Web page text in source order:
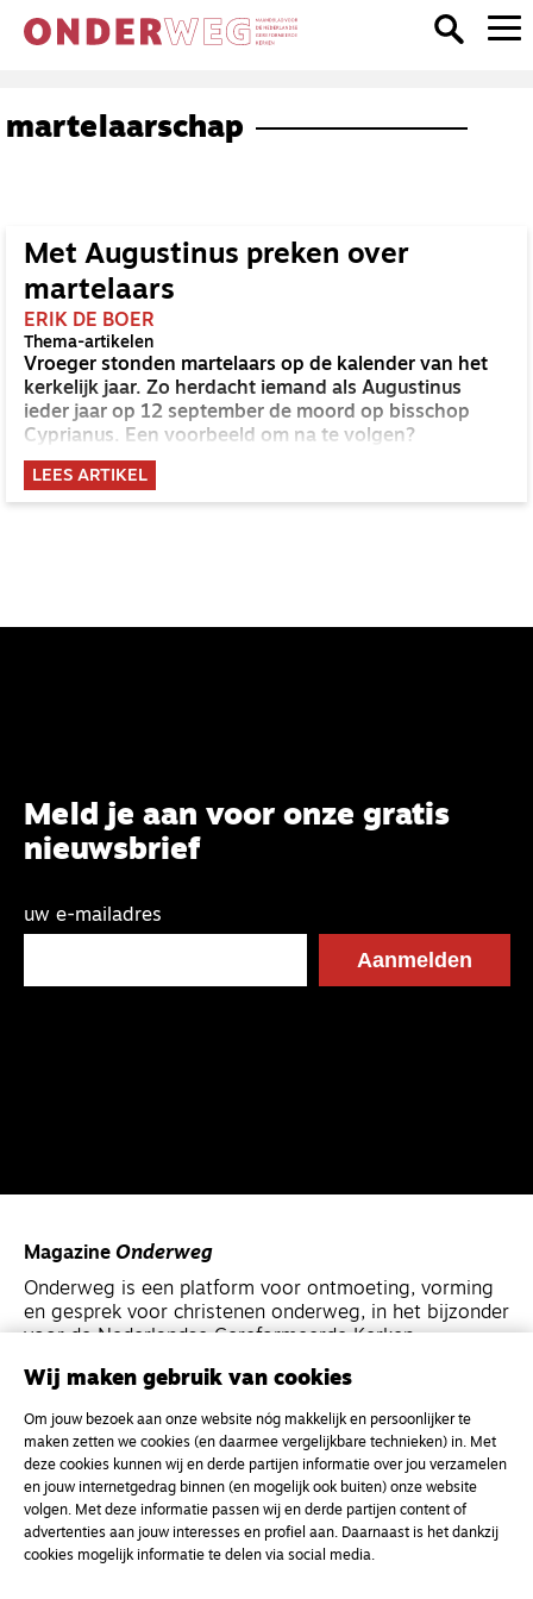
martelaarschap
Met Augustinus preken over
martelaars
ERIK DE BOER
Thema-artikelen
Vroeger stonden martelaars op de kalender van het
kerkelijk jaar. Zo herdacht iemand als Augustinus
ieder jaar op 12 september de moord op bisschop
Cyprianus. Een voorbeeld om na te volgen?
LEES ARTIKEL
Meld je aan voor onze gratis
nieuwsbrief
uw e-mailadres
Magazine Onderweg
Onderweg is een platform voor ontmoeting, vorming
en gesprek voor christenen onderweg, in het bijzonder
voor de Nederlandse Gereformeerde Kerken.
Kvk-nummer 33277063
NL46 INGB 0117 5827 86
info@onderwegonline.nl
Wij maken gebruik van cookies
Om jouw bezoek aan onze website nóg makkelijk en persoonlijker te
maken zetten we cookies (en daarmee vergelijkbare technieken) in. Met
deze cookies kunnen wij en derde partijen informatie over jou verzamelen
en jouw internetgedrag binnen (en mogelijk ook buiten) onze website
volgen. Met deze informatie passen wij en derde partijen content of
advertenties aan jouw interesses en profiel aan. Daarnaast is het dankzij
cookies mogelijk informatie te delen via social media.